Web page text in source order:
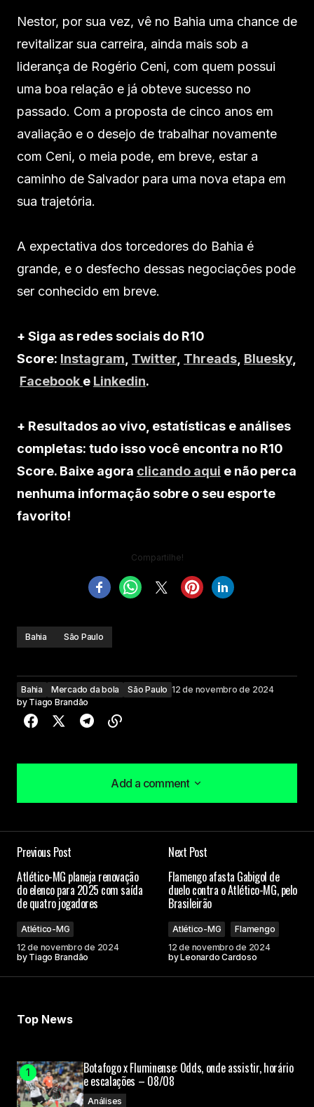
Nestor, por sua vez, vê no Bahia uma chance de
revitalizar sua carreira, ainda mais sob a
liderança de Rogério Ceni, com quem possui
uma boa relação e já obteve sucesso no
passado. Com a proposta de cinco anos em
avaliação e o desejo de trabalhar novamente
com Ceni, o meia pode, em breve, estar a
caminho de Salvador para uma nova etapa em
sua trajetória.
A expectativa dos torcedores do Bahia é
grande, e o desfecho dessas negociações pode
ser conhecido em breve.
+ Siga as redes sociais do R10
Score: Instagram Twitter Threads Bluesky,
Facebook e Linkedin.
+ Resultados ao vivo, estatísticas e análises
completas: tudo isso você encontra no R10
Score. Baixe agora clicando aqui e não perca
nenhuma informação sobre o seu esporte
favorito!
Compartilhe!
Bahia São Paulo
Bahia Mercado da bola São Paulo 12 de novembro de 2024
by Tiago Brandão
Add a comment
Add a comment
Campos obrigatórios são marcados com*
Submit Comment
Previous Post
Atlético-MG planeja renovação
do elenco para 2025 com saída
de quatro jogadores
Atlético-MG
12 de novembro de 2024
by Tiago Brandão
Next Post
Flamengo afasta Gabigol de
duelo contra o Atlético-MG, pelo
Brasileirão
Atlético-MG
Flamengo
12 de novembro de 2024
byLeonardo Cardoso
Top News
Botafogo x Fluminense: Odds, onde assistir, horário
e escalações – 08/08
Análises